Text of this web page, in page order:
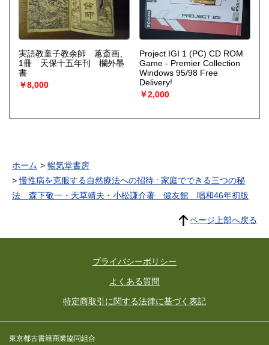
実語教童子教余師 蕙斎画、
1冊 天保十五年刊 欄外墨
書
￥8,000
Project IGI 1 (PC) CD ROM
Game - Premier Collection
Windows 95/98 Free
Delivery!
￥2,000
ホーム
暢気堂書房
慢性病を克服する自然療法への招待 : 家庭でできる三つの秘
法 森下敬一・天草靖夫・小松謙介著 健友館 唱和46年初版
ページ上部へ戻る
プライバシーポリシー
よくある質問
特定商取引に関する法律に基づく表記
東京都古書籍商業協同組合